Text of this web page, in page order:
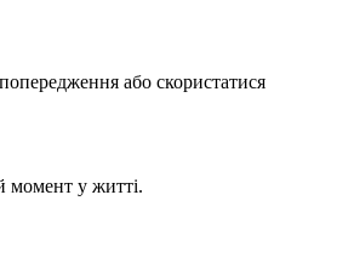
або скористатися
момент у житті.